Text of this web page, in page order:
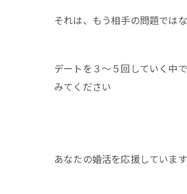
それは、もう相手の問題では
デートを３～５回していく中
みてください
あなたの婚活を応援しています